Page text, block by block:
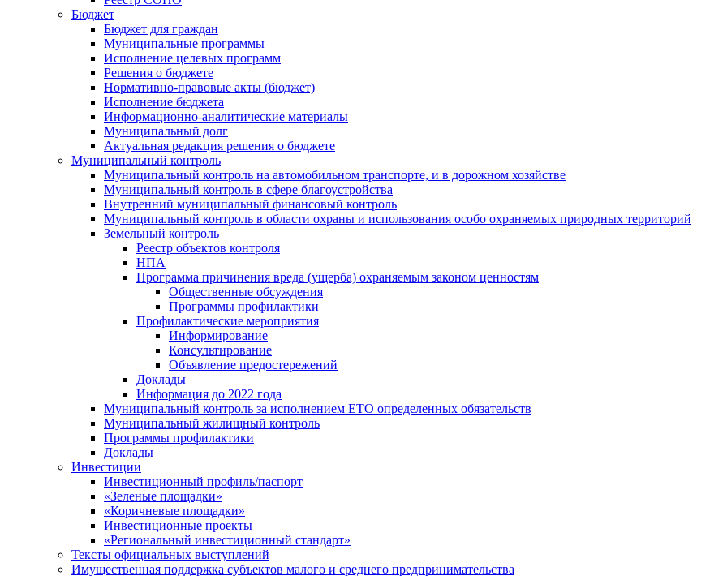
Бюджет
Бюджет для граждан
Муниципальные программы
Исполнение целевых программ
Решения о бюджете
Нормативно-правовые акты (бюджет)
Исполнение бюджета
Информационно-аналитические материалы
Муниципальный долг
Актуальная редакция решения о бюджете
Муниципальный контроль
Муниципальный контроль на автомобильном транспорте, и в дорожном хозяйстве
Муниципальный контроль в сфере благоустройства
Внутренний муниципальный финансовый контроль
Муниципальный контроль в области охраны и использования особо охраняемых природных территорий
Земельный контроль
Реестр объектов контроля
НПА
Программа причинения вреда (ущерба) охраняемым законом ценностям
Общественные обсуждения
Программы профилактики
Профилактические мероприятия
Информирование
Консультирование
Объявление предостережений
Доклады
Информация до 2022 года
Муниципальный контроль за исполнением ЕТО определенных обязательств
Муниципальный жилищный контроль
Программы профилактики
Доклады
Инвестиции
Инвестиционный профиль/паспорт
«Зеленые площадки»
«Коричневые площадки»
Инвестиционные проекты
«Региональный инвестиционный стандарт»
Тексты официальных выступлений
Имущественная поддержка субъектов малого и среднего предпринимательства